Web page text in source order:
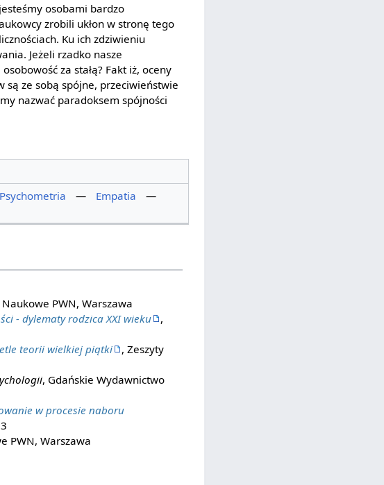
osobami bardzo
zrobili ukłon w stronę tego
Ku ich zdziwieniu
Jeżeli rzadko nasze
za stałą? Fakt iż, oceny
są ze sobą spójne, przeciwieństwie
nazwać paradoksem spójności
Psychometria — Empatia
—
PWN, Warszawa
- dylematy rodzica XXI wieku
,
teorii wielkiej piątki
, Zeszyty
, Gdańskie Wydawnictwo
w procesie naboru
PWN, Warszawa